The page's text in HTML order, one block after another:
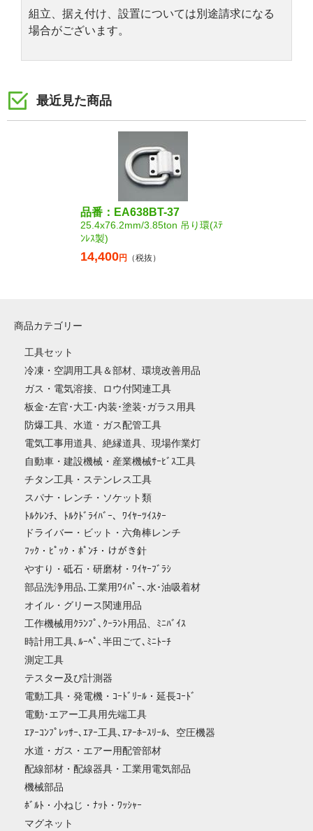
組立、据え付け、設置については別途請求になる
場合がございます。
最近見た商品
品番：EA638BT-37
25.4x76.2mm/3.85ton 吊り環(ｽﾃ
ﾝﾚｽ製)
14,400円 （税抜）
商品カテゴリー
工具セット
冷凍・空調用工具＆部材、環境改善用品
ガス・電気溶接、ロウ付関連工具
板金･左官･大工･内装･塗装･ガラス用具
防爆工具、水道・ガス配管工具
電気工事用道具、絶縁道具、現場作業灯
自動車・建設機械・産業機械ｻｰﾋﾞｽ工具
チタン工具・ステンレス工具
スパナ・レンチ・ソケット類
ﾄﾙｸﾚﾝﾁ、ﾄﾙｸﾄﾞﾗｲﾊﾞｰ、ﾜｲﾔｰﾂｲｽﾀｰ
ドライバー・ビット・六角棒レンチ
ﾌｯｸ・ﾋﾟｯｸ・ﾎﾟﾝﾁ・けがき針
やすり・砥石・研磨材・ﾜｲﾔｰﾌﾞﾗｼ
部品洗浄用品､工業用ﾜｲﾊﾟｰ､水･油吸着材
オイル・グリース関連用品
工作機械用ｸﾗﾝﾌﾟ､ｸｰﾗﾝﾄ用品、ﾐﾆﾊﾞｲｽ
時計用工具､ﾙｰﾍﾟ､半田ごて､ﾐﾆﾄｰﾁ
測定工具
テスター及び計測器
電動工具・発電機・ｺｰﾄﾞﾘｰﾙ・延長ｺｰﾄﾞ
電動･エアー工具用先端工具
ｴｱｰｺﾝﾌﾟﾚｯｻｰ､ｴｱｰ工具､ｴｱｰﾎｰｽﾘｰﾙ、空圧機器
水道・ガス・エアー用配管部材
配線部材・配線器具・工業用電気部品
機械部品
ﾎﾞﾙﾄ・小ねじ・ﾅｯﾄ・ﾜｯｼｬｰ
マグネット